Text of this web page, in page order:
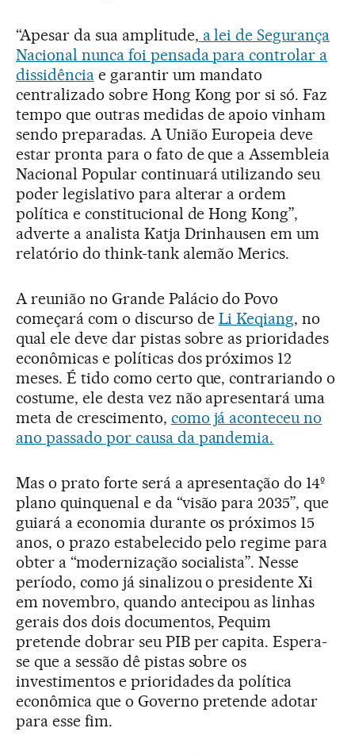
“Apesar da sua amplitude, a lei de Segurança
Nacional nunca foi pensada para controlar a
dissidênciae garantir um mandato
centralizado sobre Hong Kong por si só. Faz
tempo que outras medidas de apoio vinham
sendo preparadas. A União Europeia deve
estar pronta para o fato de que a Assembleia
Nacional Popular continuará utilizando seu
poder legislativo para alterar a ordem
política e constitucional de Hong Kong”,
adverte a analista Katja Drinhausen em um
relatório do think-tank alemão Merics.
A reunião no Grande Palácio do Povo
começará com o discurso de Li Keqiang, no
qual ele deve dar pistas sobre as prioridades
econômicas e políticas dos próximos 12
meses. É tido como certo que, contrariando o
costume, ele desta vez não apresentará uma
meta de crescimento, como já aconteceu no
ano passado por causa da pandemia.
Mas o prato forte será a apresentação do 14º
plano quinquenal e da “visão para 2035”, que
guiará a economia durante os próximos 15
anos, o prazo estabelecido pelo regime para
obter a “modernização socialista”. Nesse
período, como já sinalizou o presidente Xi
em novembro, quando antecipou as linhas
gerais dos dois documentos, Pequim
pretende dobrar seu PIB per capita. Espera-
se que a sessão dê pistas sobre os
investimentos e prioridades da política
econômica que o Governo pretende adotar
para esse fim.